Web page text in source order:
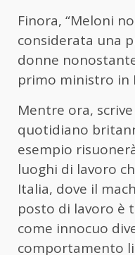
Finora, “Meloni
considerata una
donne
primo ministro in
Mentre ora,
quotidiano
esempio
luoghi di lavoro
Italia, dove il
posto di lavoro è
come innocuo
comportamento